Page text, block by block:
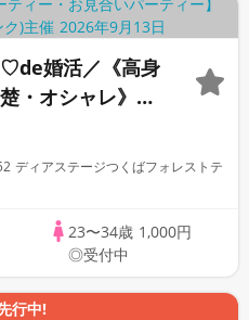
婚活／《高身
・オシャレ》な
ディアステージつくばフォレストテ
23〜34歳 1,000円
◎受付中
行中!